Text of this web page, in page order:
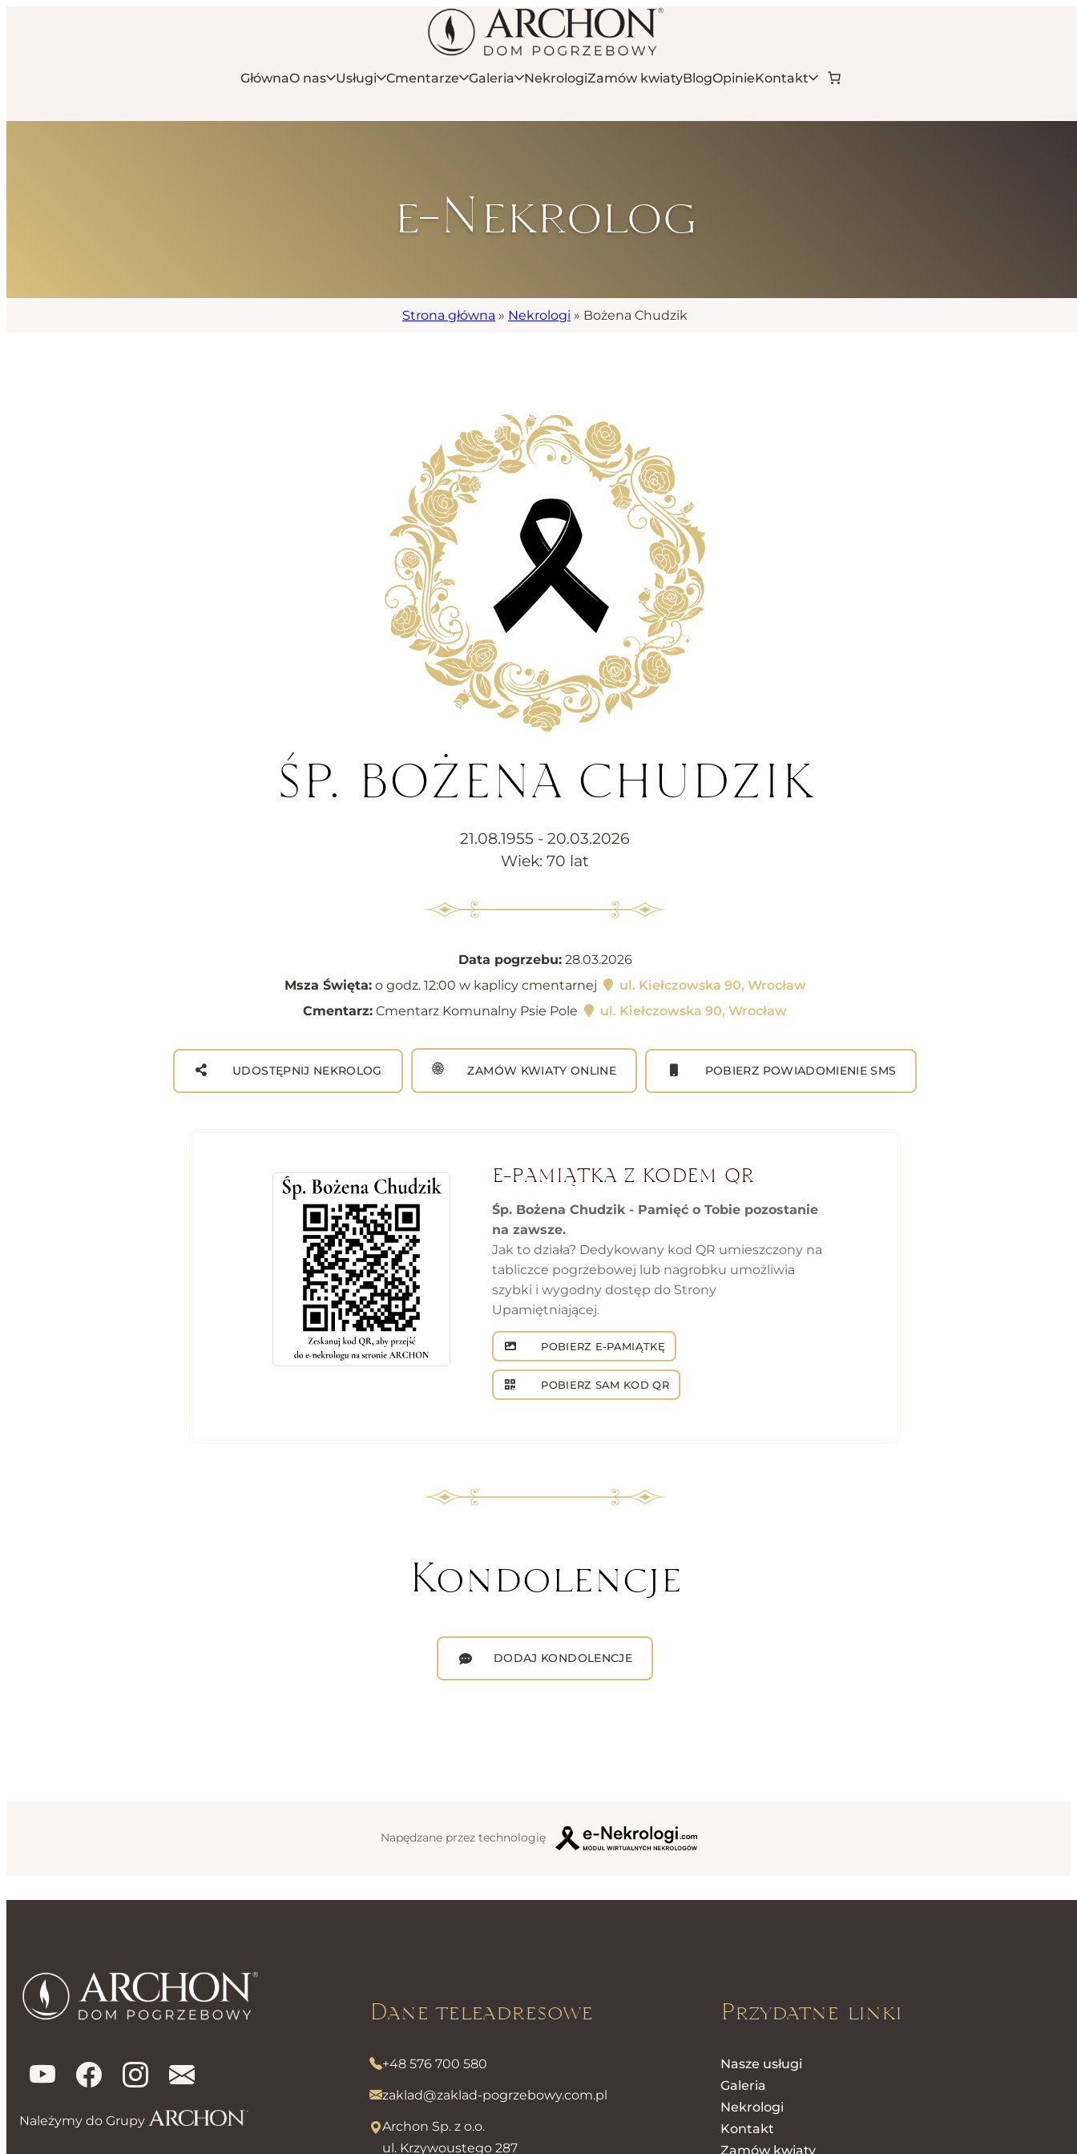
GłównaO nas Usługi Cmentarze Galeria NekrologiZamów kwiatyBlogOpinieKontakt
e-Nekrolog
Strona główna » Nekrologi » Bożena Chudzik
ŚP. BOŻENA CHUDZIK
21.08.1955 - 20.03.2026
Wiek: 70 lat
Data pogrzebu:28.03.2026
Msza Święta:o godz. 12:00 w kaplicy cmentarnej
ul. Kiełczowska 90, Wrocław
Cmentarz: Cmentarz Komunalny Psie Pole ul. Kiełczowska 90, Wrocław
UDOSTĘPNIJ NEKROLOG ZAMÓW KWIATY ONLINE POBIERZ POWIADOMIENIE SMS
E-PAMIĄTKA Z KODEM QR
Śp. Bożena Chudzik - Pamięć o Tobie pozostanie
na zawsze.
Jak to działa? Dedykowany kod QR umieszczony na
tabliczce pogrzebowej lub nagrobku umożliwia
szybki i wygodny dostęp do Strony
Upamiętniającej.
POBIERZ E-PAMIĄTKĘ
POBIERZ SAM KOD QR
Kondolencje
DODAJ KONDOLENCJE
Napędzane przez technologię
Należymy do Grupy
Dane teleadresowe
+48 576 700 580
zaklad@zaklad-pogrzebowy.com.pl
Archon Sp. z o.o.
ul. Krzywoustego 287
Przydatne linki
Nasze usługi
Galeria
Nekrologi
Kontakt
Zamów kwiaty